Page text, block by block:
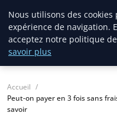
lostpages
BUSINESS INSIGHTS
Accueil
Peut-on payer en 3 fois sans
savoir
Nous utilisons des
expérience de navigation.
acceptez notre politique
savoir plus